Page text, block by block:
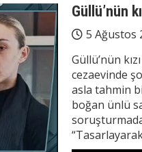
Güllü’nün
5 Ağustos
Güllü’nün
cezaevinde
asla tahmin
boğan ünlü